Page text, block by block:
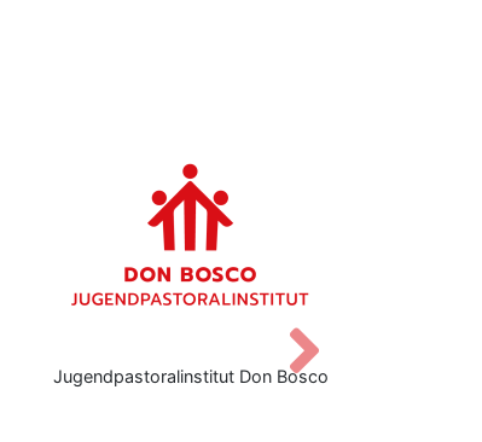
Jugendpastoralinstitut Don BoscoVor